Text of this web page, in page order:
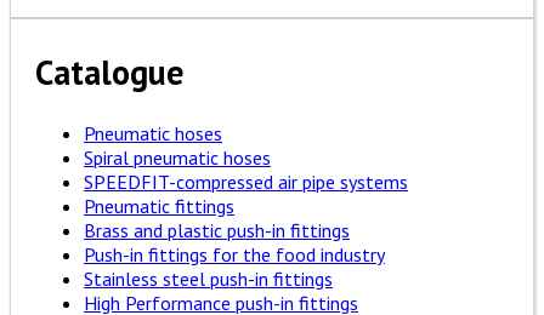
Catalogue
Pneumatic hoses
Spiral pneumatic hoses
SPEEDFIT-compressed air pipe systems
Pneumatic fittings
Brass and plastic push-in fittings
Push-in fittings for the food industry
Stainless steel push-in fittings
High Performance push-in fittings